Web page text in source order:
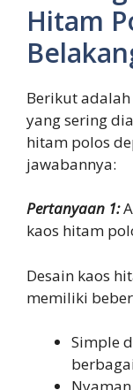
Hitam
Berikut
yang sering
hitam polos
jawabannya:
Pertanyaan 1:
kaos hitam
Desain kaos
memiliki
Simple